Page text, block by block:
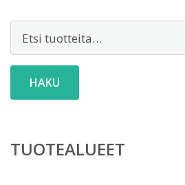
HAKU
TUOTEALUEET